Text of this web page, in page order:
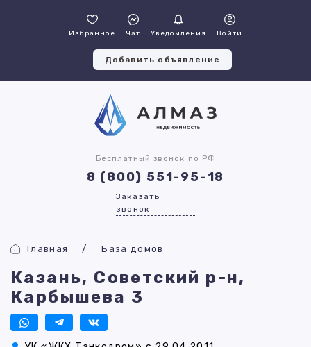
Избранное Чат Уведомления Войти
Добавить объявление
Бесплатный звонок по РФ
8 (800) 551-95-18
Заказать
звонок
Главная База домов
Казань, Советский р-н,
Карбышева 3